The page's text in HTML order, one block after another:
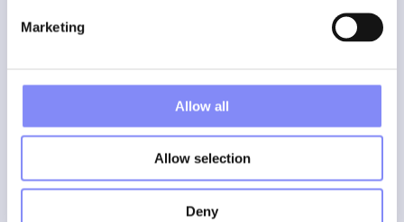
Marketing
Allow all
Allow selection
Deny